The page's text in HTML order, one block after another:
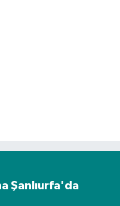
Şanlıurfa'da